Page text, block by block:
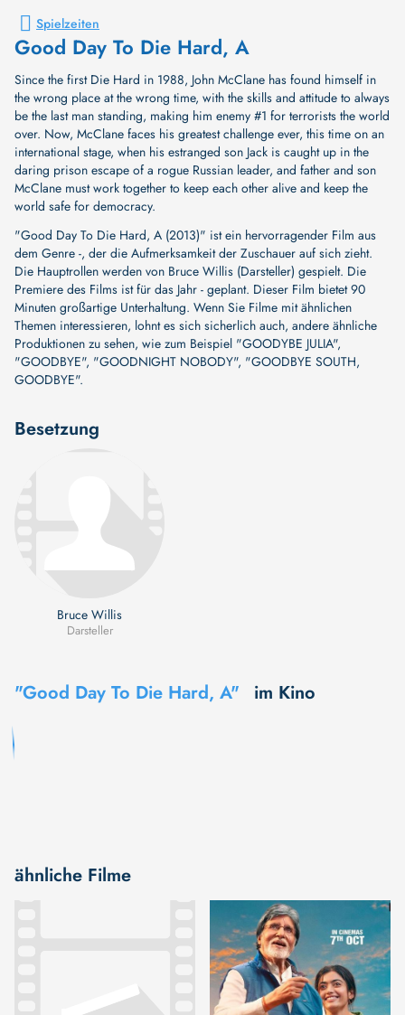
Spielzeiten
Good Day To Die Hard, A
Since the first Die Hard in 1988, John McClane has found himself in
the wrong place at the wrong time, with the skills and attitude to always
be the last man standing, making him enemy #1 for terrorists the world
over. Now, McClane faces his greatest challenge ever, this time on an
international stage, when his estranged son Jack is caught up in the
daring prison escape of a rogue Russian leader, and father and son
McClane must work together to keep each other alive and keep the
world safe for democracy.
"Good Day To Die Hard, A (2013)" ist ein hervorragender Film aus
dem Genre -, der die Aufmerksamkeit der Zuschauer auf sich zieht.
Die Hauptrollen werden von Bruce Willis (Darsteller) gespielt. Die
Premiere des Films ist für das Jahr - geplant. Dieser Film bietet 90
Minuten großartige Unterhaltung. Wenn Sie Filme mit ähnlichen
Themen interessieren, lohnt es sich sicherlich auch, andere ähnliche
Produktionen zu sehen, wie zum Beispiel "GOODYBE JULIA",
"GOODBYE", "GOODNIGHT NOBODY", "GOODBYE SOUTH,
GOODBYE".
Besetzung
Bruce Willis
Darsteller
"Good Day To Die Hard, A" im Kino
ähnliche Filme